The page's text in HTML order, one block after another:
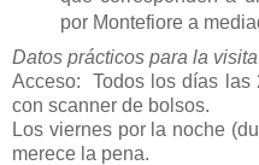
por Montefiore a
Datos prácticos para la
Acceso: Todos los días las
con scanner de bolsos.
Los viernes por la noche
merece la pena.